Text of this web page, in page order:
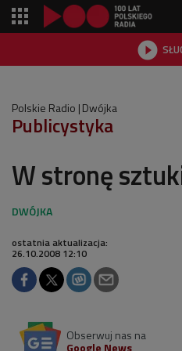

Polskie Radio Dwójka
Publicystyka
W stronę
ostatnia aktualizacja:
26.10.2008 12:10
Obserwuj nas na
Google News